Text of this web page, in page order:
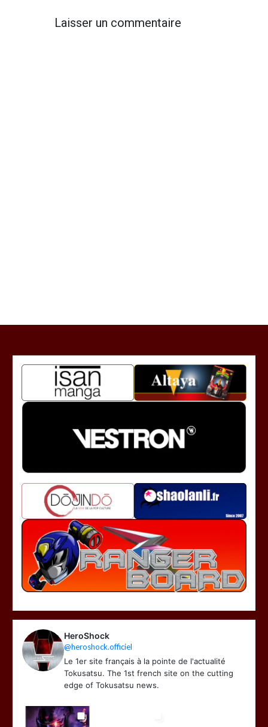
Laisser un commentaire
HeroShock
@heroshock.officiel
Le 1er site français à la pointe de l'actualité
Tokusatsu. The 1st french site on the cutting
edge of Tokusatsu news.